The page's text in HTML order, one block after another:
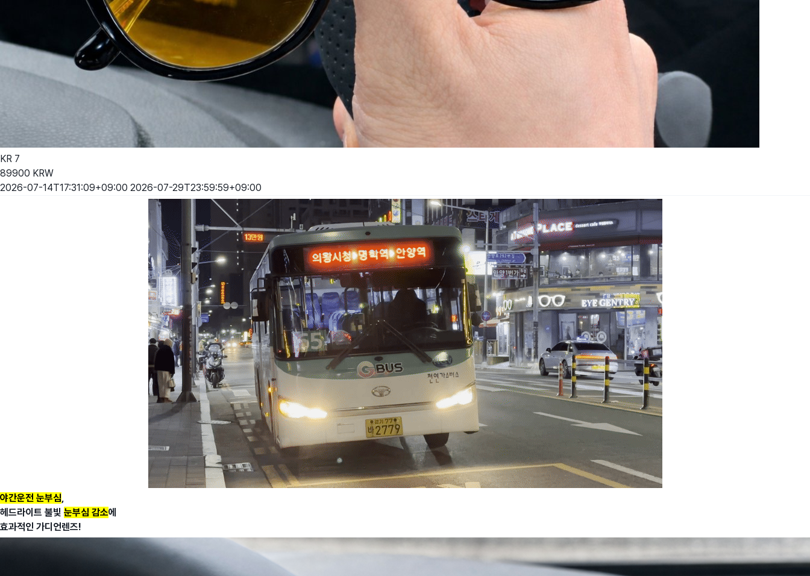
KR 7
89900 KRW
2026-07-14T17:31:09+09:00 2026-07-29T23:59:59+09:00
야간운전 눈부심,
헤드라이트 불빛 눈부심 감소에
효과적인 가디언렌즈!